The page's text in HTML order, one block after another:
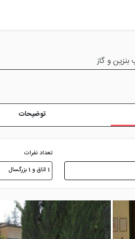
و گاز
توضیحات
تعداد نفرات
1 اتاق و 1 بزرگسال